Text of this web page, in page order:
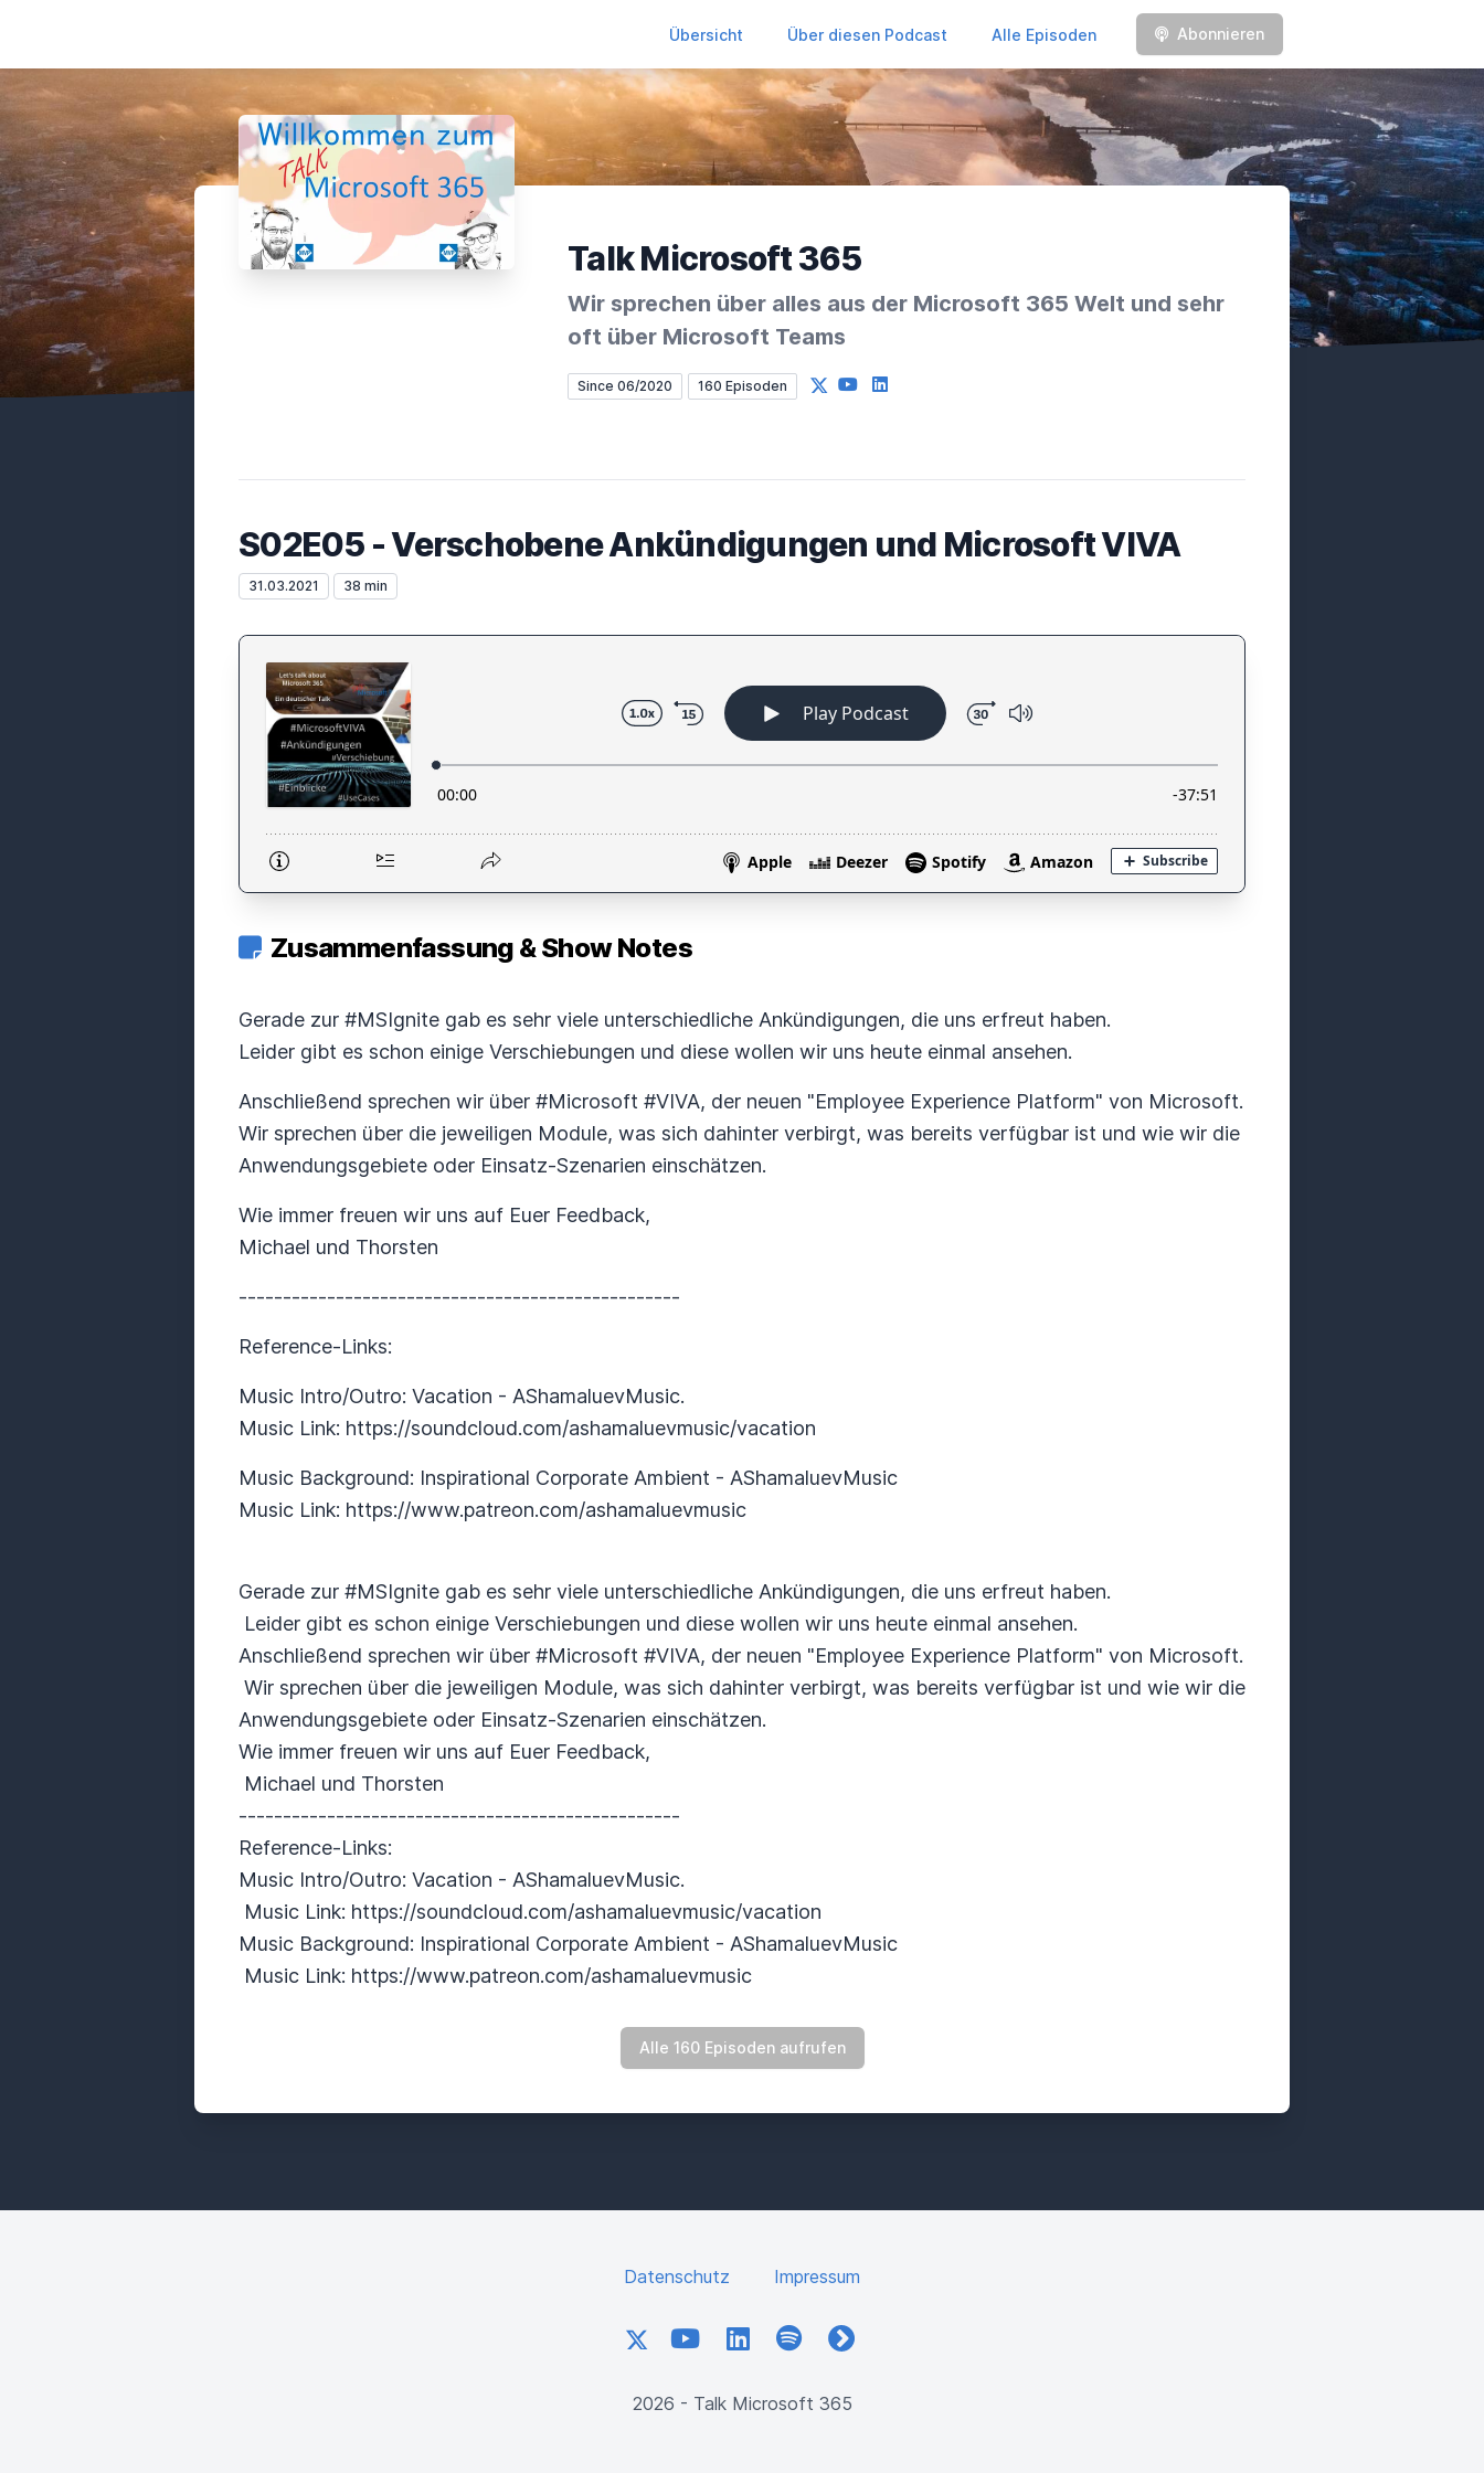
Übersicht Über diesen Podcast Alle Episoden Abonnieren
Talk Microsoft 365
Wir sprechen über alles aus der Microsoft 365 Welt und sehr
oft über Microsoft Teams
Since 06/2020 160 Episoden X YouTubeLinkedIn
S02E05 - Verschobene Ankündigungen und Microsoft VIVA
31.03.2021 38 min
Zusammenfassung & Show Notes
Gerade zur #MSIgnite gab es sehr viele unterschiedliche Ankündigungen, die uns erfreut haben.
Leider gibt es schon einige Verschiebungen und diese wollen wir uns heute einmal ansehen.
Anschließend sprechen wir über #Microsoft #VIVA, der neuen "Employee Experience Platform" von Microsoft.
Wir sprechen über die jeweiligen Module, was sich dahinter verbirgt, was bereits verfügbar ist und wie wir die
Anwendungsgebiete oder Einsatz-Szenarien einschätzen.
Wie immer freuen wir uns auf Euer Feedback,
Michael und Thorsten
--------------------------------------------------
Reference-Links:
Music Intro/Outro: Vacation - AShamaluevMusic.
Music Link: https://soundcloud.com/ashamaluevmusic/vacation
Music Background: Inspirational Corporate Ambient - AShamaluevMusic
Music Link: https://www.patreon.com/ashamaluevmusic
Gerade zur #MSIgnite gab es sehr viele unterschiedliche Ankündigungen, die uns erfreut haben.
Leider gibt es schon einige Verschiebungen und diese wollen wir uns heute einmal ansehen.
Anschließend sprechen wir über #Microsoft #VIVA, der neuen "Employee Experience Platform" von Microsoft.
Wir sprechen über die jeweiligen Module, was sich dahinter verbirgt, was bereits verfügbar ist und wie wir die
Anwendungsgebiete oder Einsatz-Szenarien einschätzen.
Wie immer freuen wir uns auf Euer Feedback,
Michael und Thorsten
--------------------------------------------------
Reference-Links:
Music Intro/Outro: Vacation - AShamaluevMusic.
Music Link: https://soundcloud.com/ashamaluevmusic/vacation
Music Background: Inspirational Corporate Ambient - AShamaluevMusic
Music Link: https://www.patreon.com/ashamaluevmusic
Alle 160 Episoden aufrufen
Datenschutz Impressum
X YouTubeLinkedInSpotifyfyyd
2026 - Talk Microsoft 365